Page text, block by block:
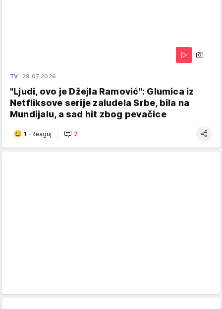
TV 29.07.2026.
"Ljudi, ovo je Džejla Ramović": Glumica iz
Netfliksove serije zaludela Srbe, bila na
Mundijalu, a sad hit zbog pevačice
1 · Reaguj 2